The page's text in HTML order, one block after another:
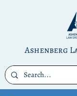
Ashenberg